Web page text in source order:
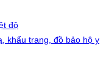
độ
khẩu trang, đồ bảo hộ y